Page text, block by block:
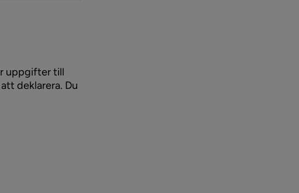
uppgifter till
deklarera. Du